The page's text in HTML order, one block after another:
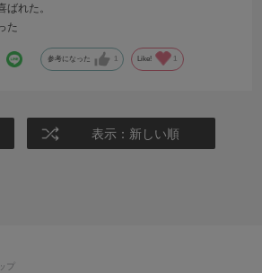
ばれた。
た
参考になった 1 Like! 1
表示：新しい順
プ